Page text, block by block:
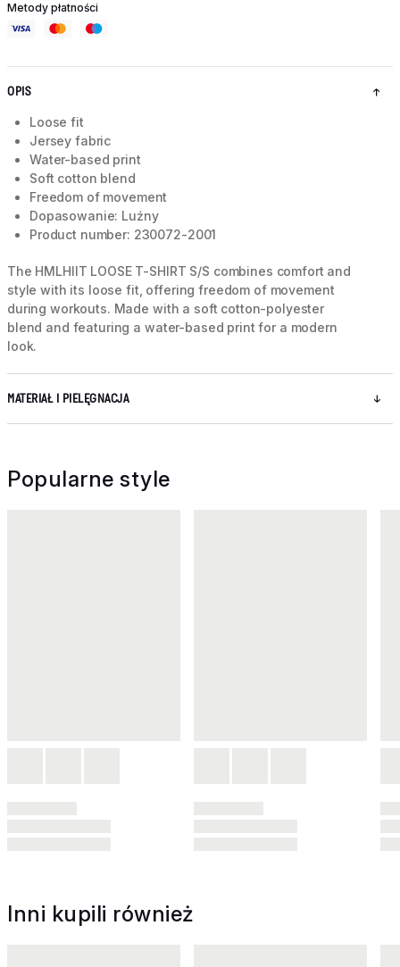
Metody płatności
OPIS
Loose fit
Jersey fabric
Water-based print
Soft cotton blend
Freedom of movement
Dopasowanie: Luźny
Product number: 230072-2001
The HMLHIIT LOOSE T-SHIRT S/S combines comfort and
style with its loose fit, offering freedom of movement
during workouts. Made with a soft cotton-polyester
blend and featuring a water-based print for a modern
look.
MATERIAŁ I PIELĘGNACJA
Popularne style
Inni kupili również